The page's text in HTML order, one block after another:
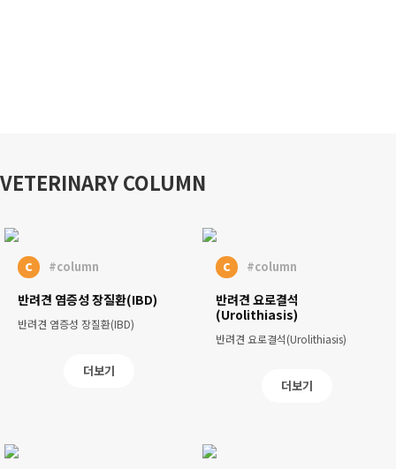
VETERINARY COLUMN
c #column
반려견 염증성 장질환(IBD)
반려견 염증성 장질환(IBD)
더보기
c #column
반려견 요로결석
(Urolithiasis)
반려견 요로결석(Urolithiasis)
더보기